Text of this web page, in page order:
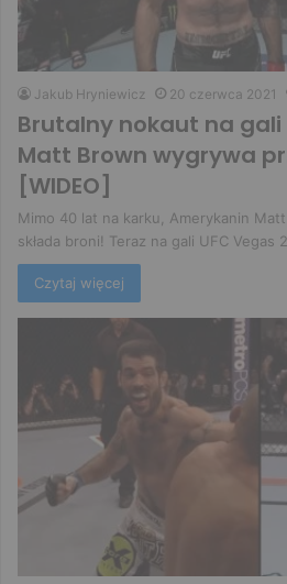
Jakub Hryniewicz 20 czerwca 2021
Brutalny nokaut na gali
Matt Brown wygrywa
[WIDEO]
Mimo 40 lat na karku, Amerykanin
składa broni! Teraz na gali UFC Vegas
Czytaj więcej